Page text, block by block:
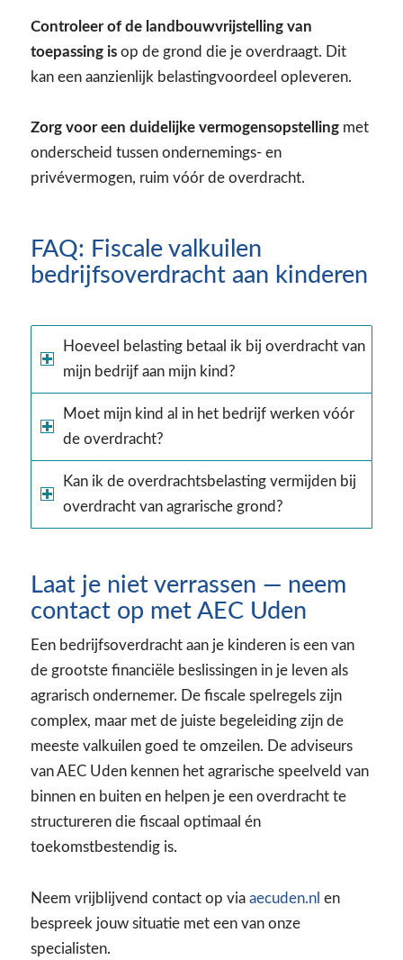
Controleer of de landbouwvrijstelling van
toepassing isop de grond die je overdraagt. Dit
kan een aanzienlijk belastingvoordeel opleveren.
Zorg voor een duidelijke vermogensopstellingmet
onderscheid tussen ondernemings- en
privévermogen, ruim vóór de overdracht.
FAQ: Fiscale valkuilen
bedrijfsoverdracht aan kinderen
Hoeveel belasting betaal ik bij overdracht van
mijn bedrijf aan mijn kind?
Moet mijn kind al in het bedrijf werken vóór
de overdracht?
Kan ik de overdrachtsbelasting vermijden bij
overdracht van agrarische grond?
Laat je niet verrassen — neem
contact op met AEC Uden
Een bedrijfsoverdracht aan je kinderen is een van
de grootste financiële beslissingen in je leven als
agrarisch ondernemer. De fiscale spelregels zijn
complex, maar met de juiste begeleiding zijn de
meeste valkuilen goed te omzeilen. De adviseurs
van AEC Uden kennen het agrarische speelveld van
binnen en buiten en helpen je een overdracht te
structureren die fiscaal optimaal én
toekomstbestendig is.
Neem vrijblijvend contact op via aecuden.nl en
bespreek jouw situatie met een van onze
specialisten.